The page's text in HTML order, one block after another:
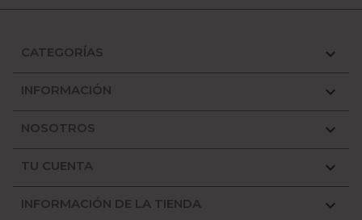
CATEGORÍAS 
INFORMACIÓN 
NOSOTROS 
TU CUENTA 
INFORMACIÓN DE LA TIENDA 